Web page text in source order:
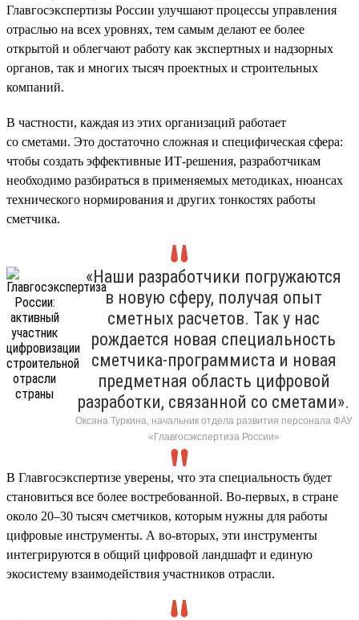
Главгосэкспертизы России улучшают процессы управления
отраслью на всех уровнях, тем самым делают ее более
открытой и облегчают работу как экспертных и надзорных
органов, так и многих тысяч проектных и строительных
компаний.
В частности, каждая из этих организаций работает
со сметами. Это достаточно сложная и специфическая сфера:
чтобы создать эффективные ИТ-решения, разработчикам
необходимо разбираться в применяемых методиках, нюансах
технического нормирования и других тонкостях работы
сметчика.
«Наши разработчики погружаются
в новую сферу, получая опыт
сметных расчетов. Так у нас
рождается новая специальность
сметчика-программиста и новая
предметная область цифровой
разработки, связанной со сметами».
Оксана Туркина, начальник отдела развития персонала ФАУ
«Главгосэкспертиза России»
В Главгосэкспертизе уверены, что эта специальность будет
становиться все более востребованной. Во-первых, в стране
около 20–30 тысяч сметчиков, которым нужны для работы
цифровые инструменты. А во-вторых, эти инструменты
интегрируются в общий цифровой ландшафт и единую
экосистему взаимодействия участников отрасли.